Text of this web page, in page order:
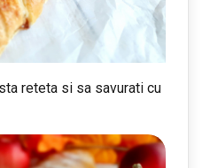
reteta si sa savurati cu